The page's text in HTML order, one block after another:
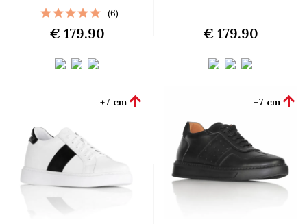
(6)
€ 179.90 € 179.90
+7 cm  +7 cm 